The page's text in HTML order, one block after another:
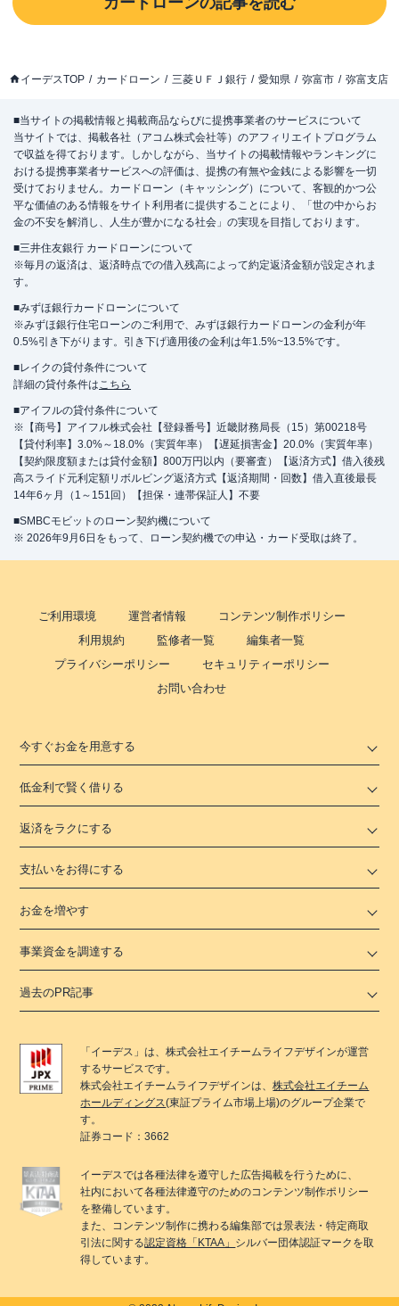
イーデスTOP カードローン 三菱ＵＦＪ銀行 愛知県 弥富市 弥富支店
■当サイトの掲載情報と掲載商品ならびに提携事業者のサービスについて
当サイトでは、掲載各社（アコム株式会社等）のアフィリエイトプログラム
で収益を得ております。しかしながら、当サイトの掲載情報やランキングに
おける提携事業者サービスへの評価は、提携の有無や金銭による影響を一切
受けておりません。カードローン（キャッシング）について、客観的かつ公
平な価値のある情報をサイト利用者に提供することにより、「世の中からお
金の不安を解消し、人生が豊かになる社会」の実現を目指しております。
■三井住友銀行 カードローンについて
※毎月の返済は、返済時点での借入残高によって約定返済金額が設定されま
す。
■みずほ銀行カードローンについて
※みずほ銀行住宅ローンのご利用で、みずほ銀行カードローンの金利が年
0.5%引き下がります。引き下げ適用後の金利は年1.5%~13.5%です。
■レイクの貸付条件について
詳細の貸付条件はこちら
■アイフルの貸付条件について
※【商号】アイフル株式会社【登録番号】近畿財務局長（15）第00218号
【貸付利率】3.0%～18.0%（実質年率）【遅延損害金】20.0%（実質年率）
【契約限度額または貸付金額】800万円以内（要審査）【返済方式】借入後残
高スライド元利定額リボルビング返済方式【返済期間・回数】借入直後最長
14年6ヶ月（1～151回）【担保・連帯保証人】不要
■SMBCモビットのローン契約機について
※ 2026年9月6日をもって、ローン契約機での申込・カード受取は終了。
ご利用環境 運営者情報
コンテンツ制作ポリシー
利用規約
監修者一覧
編集者一覧
プライバシーポリシー
セキュリティーポリシー
お問い合わせ
今すぐお金を用意する
低金利で賢く借りる
返済をラクにする
支払いをお得にする
お金を増やす
事業資金を調達する
過去のPR記事
「 イーデス 」は、株式会社エイチームライフデザインが運営
するサービスです。
株式会社エイチームライフデザインは、株式会社エイチーム
ホールディングス(東証プライム市場上場)のグループ企業で
す。
証券コード：3662
イーデスでは各種法律を遵守した広告掲載を行うために、
社内において各種法律遵守のためのコンテンツ制作ポリシー
を整備しています。
また、コンテンツ制作に携わる編集部では景表法・特定商取
引法に関する認定資格「KTAA」 シルバー団体認証マークを取
得しています。